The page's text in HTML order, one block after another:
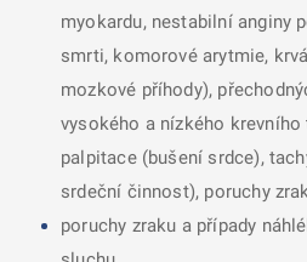
myokardu, nestabilní anginy
smrti, komorové arytmie,
mozkové příhody),
vysokého a nízkého
palpitace (bušení srdce),
srdeční činnost), poruchy
poruchy zraku a případy